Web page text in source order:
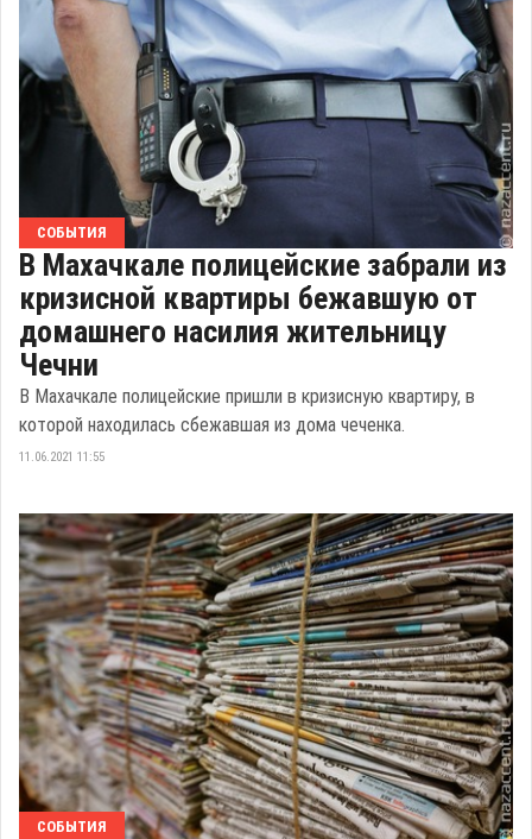
СОБЫТИЯ
В Махачкале полицейские забрали из
кризисной квартиры бежавшую от
домашнего насилия жительницу
Чечни
В Махачкале полицейские пришли в кризисную квартиру, в
которой находилась сбежавшая из дома чеченка.
11.06.2021 11:55
СОБЫТИЯ